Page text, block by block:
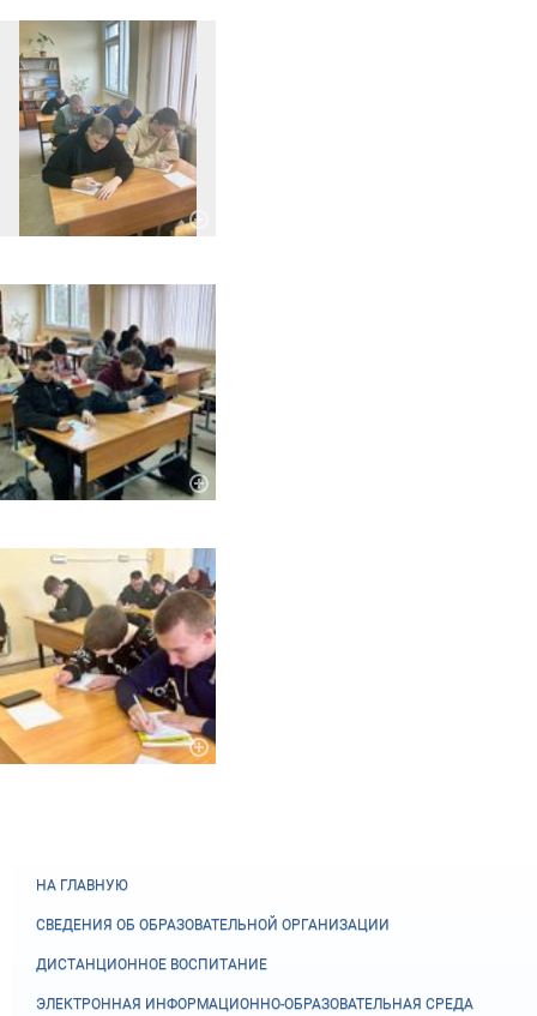
НА ГЛАВНУЮ
СВЕДЕНИЯ ОБ ОБРАЗОВАТЕЛЬНОЙ ОРГАНИЗАЦИИ
ДИСТАНЦИОННОЕ ВОСПИТАНИЕ
ЭЛЕКТРОННАЯ ИНФОРМАЦИОННО-ОБРАЗОВАТЕЛЬНАЯ СРЕДА